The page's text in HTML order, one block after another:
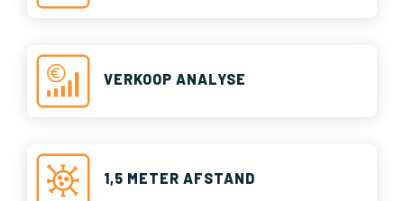
VERKOOP ANALYSE
1,5 METER AFSTAND